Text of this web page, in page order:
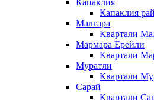
Капаклия
Капаклия
Малгара
Квартали
Мармара Ерейли
Квартали
Муратли
Квартали
Сарай
Квартали